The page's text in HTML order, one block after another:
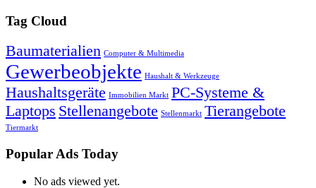
Tag Cloud
Baumaterialien Computer & Multimedia
Gewerbeobjekte Haushalt & Werkzeuge
Haushaltsgeräte Immobilien Markt PC-Systeme &
Laptops Stellenangebote Stellenmarkt Tierangebote
Tiermarkt
Popular Ads Today
No ads viewed yet.